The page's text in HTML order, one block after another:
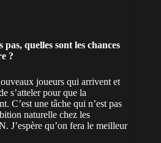
quelles sont les chances
?
joueurs qui arrivent et
s’atteler pour que la
C’est une tâche qui n’est pas
naturelle chez les
J’espère qu’on fera le meilleur